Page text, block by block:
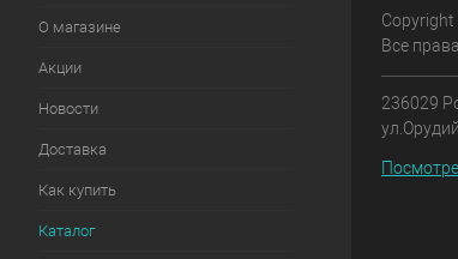
О магазине
Акции
Новости
Доставка
Как купить
Каталог
Все
236029